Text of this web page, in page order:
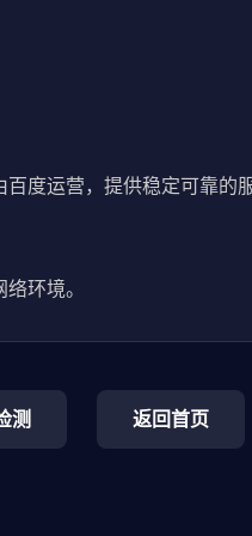
度运营，提供稳定可靠的
环境。
测 返回首页